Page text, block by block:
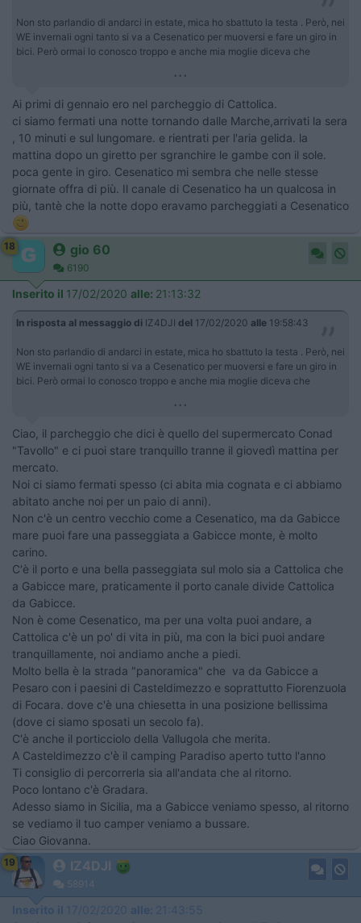
Non sto parlandio di andarci in estate, mica ho sbattuto la testa . Però, nei
WE invernali ogni tanto si va a Cesenatico per muoversi e fare un giro in
bici. Però ormai lo conosco troppo e anche mia moglie diceva che
...
Ai primi di gennaio ero nel parcheggio di Cattolica.
ci siamo fermati una notte tornando dalle Marche,arrivati la sera
, 10 minuti e sul lungomare. e rientrati per l'aria gelida. la
mattina dopo un giretto per sgranchire le gambe con il sole.
poca gente in giro. Cesenatico mi sembra che nelle stesse
giornate offra di più. Il canale di Cesenatico ha un qualcosa in
più, tantè che la notte dopo eravamo parcheggiati a Cesenatico
18 gio 60
6190
Inserito il 17/02/2020 alle: 21:13:32
In risposta al messaggio di IZ4DJI del 17/02/2020 alle 19:58:43
Non sto parlandio di andarci in estate, mica ho sbattuto la testa . Però, nei
WE invernali ogni tanto si va a Cesenatico per muoversi e fare un giro in
bici. Però ormai lo conosco troppo e anche mia moglie diceva che
...
Ciao, il parcheggio che dici è quello del supermercato Conad
"Tavollo" e ci puoi stare tranquillo tranne il giovedì mattina per
mercato.
Noi ci siamo fermati spesso (ci abita mia cognata e ci abbiamo
abitato anche noi per un paio di anni).
Non c'è un centro vecchio come a Cesenatico, ma da Gabicce
mare puoi fare una passeggiata a Gabicce monte, è molto
carino.
C'è il porto e una bella passeggiata sul molo sia a Cattolica che
a Gabicce mare, praticamente il porto canale divide Cattolica
da Gabicce.
Non è come Cesenatico, ma per una volta puoi andare, a
Cattolica c'è un po' di vita in più, ma con la bici puoi andare
tranquillamente, noi andiamo anche a piedi.
Molto bella è la strada "panoramica" che va da Gabicce a
Pesaro con i paesini di Casteldimezzo e soprattutto Fiorenzuola
di Focara. dove c'è una chiesetta in una posizione bellissima
(dove ci siamo sposati un secolo fa).
C'è anche il porticciolo della Vallugola che merita.
A Casteldimezzo c'è il camping Paradiso aperto tutto l'anno
Ti consiglio di percorrerla sia all'andata che al ritorno.
Poco lontano c'è Gradara.
Adesso siamo in Sicilia, ma a Gabicce veniamo spesso, al ritorno
se vediamo il tuo camper veniamo a bussare.
Ciao Giovanna.
19 IZ4DJI
58914
Inserito il 17/02/2020 alle: 21:43:55